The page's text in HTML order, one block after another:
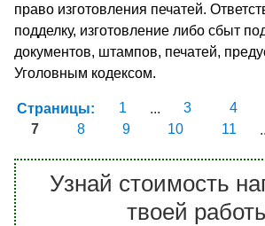
право изготовления печатей.
подделку, изготовление либо сбыт
документов, штампов, печатей,
Уголовным кодексом.
Страницы: 1 ... 3 4
7
8 9 10 11
Узнай стоимость
твоей